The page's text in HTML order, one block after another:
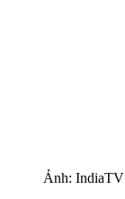
Ảnh: IndiaTV